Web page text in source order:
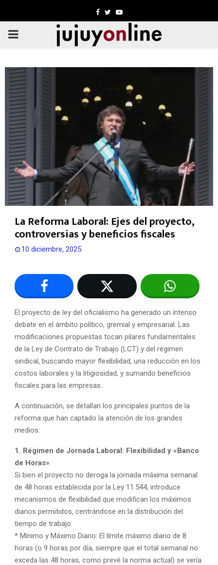
Facebook
TwitterYoutube
PRIMARY
La Reforma Laboral: Ejes del proyecto,
controversias y beneficios fiscales
10 diciembre, 2025
El proyecto de ley del oficialismo ha generado un intenso
debate en el ámbito político, gremial y empresarial. Las
modificaciones propuestas tocan pilares fundamentales
de la Ley de Contrato de Trabajo (LCT) y del régimen
sindical, buscando mayor flexibilidad, una reducción en los
costos laborales y la litigiosidad, y sumando beneficios
fiscales para las empresas.
A continuación, se detallan los principales puntos de la
reforma que han captado la atención de los grandes
medios:
1. Régimen de Jornada Laboral: Flexibilidad y «Banco
de Horas»
Si bien el proyecto no deroga la jornada máxima semanal
de 48 horas establecida por la Ley 11.544, introduce
mecanismos de flexibilidad que modifican los máximos
diarios permitidos, centrándose en la distribución del
tiempo de trabajo.
* Mínimo y Máximo Diario: El límite máximo diario de 8
horas (o 9 horas por día, siempre que el total semanal no
exceda las 48 horas, como prevé la norma actual) se vería